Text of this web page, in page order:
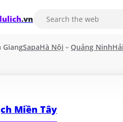
.vn
GiangSapaHà Nội Quảng Ninh
Miền Tây